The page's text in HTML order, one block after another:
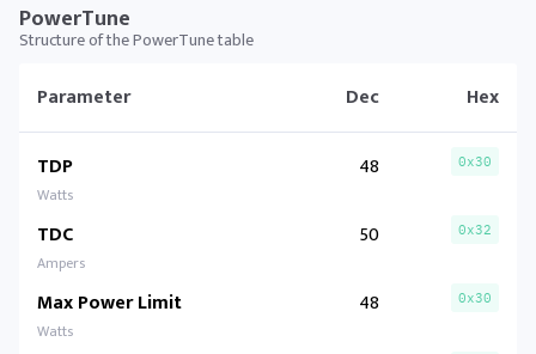
PowerTune
Structure of the PowerTune table
Parameter Dec Hex
TDP
Watts
48 0x30
TDC
Ampers
50 0x32
Max Power Limit
Watts
48 0x30